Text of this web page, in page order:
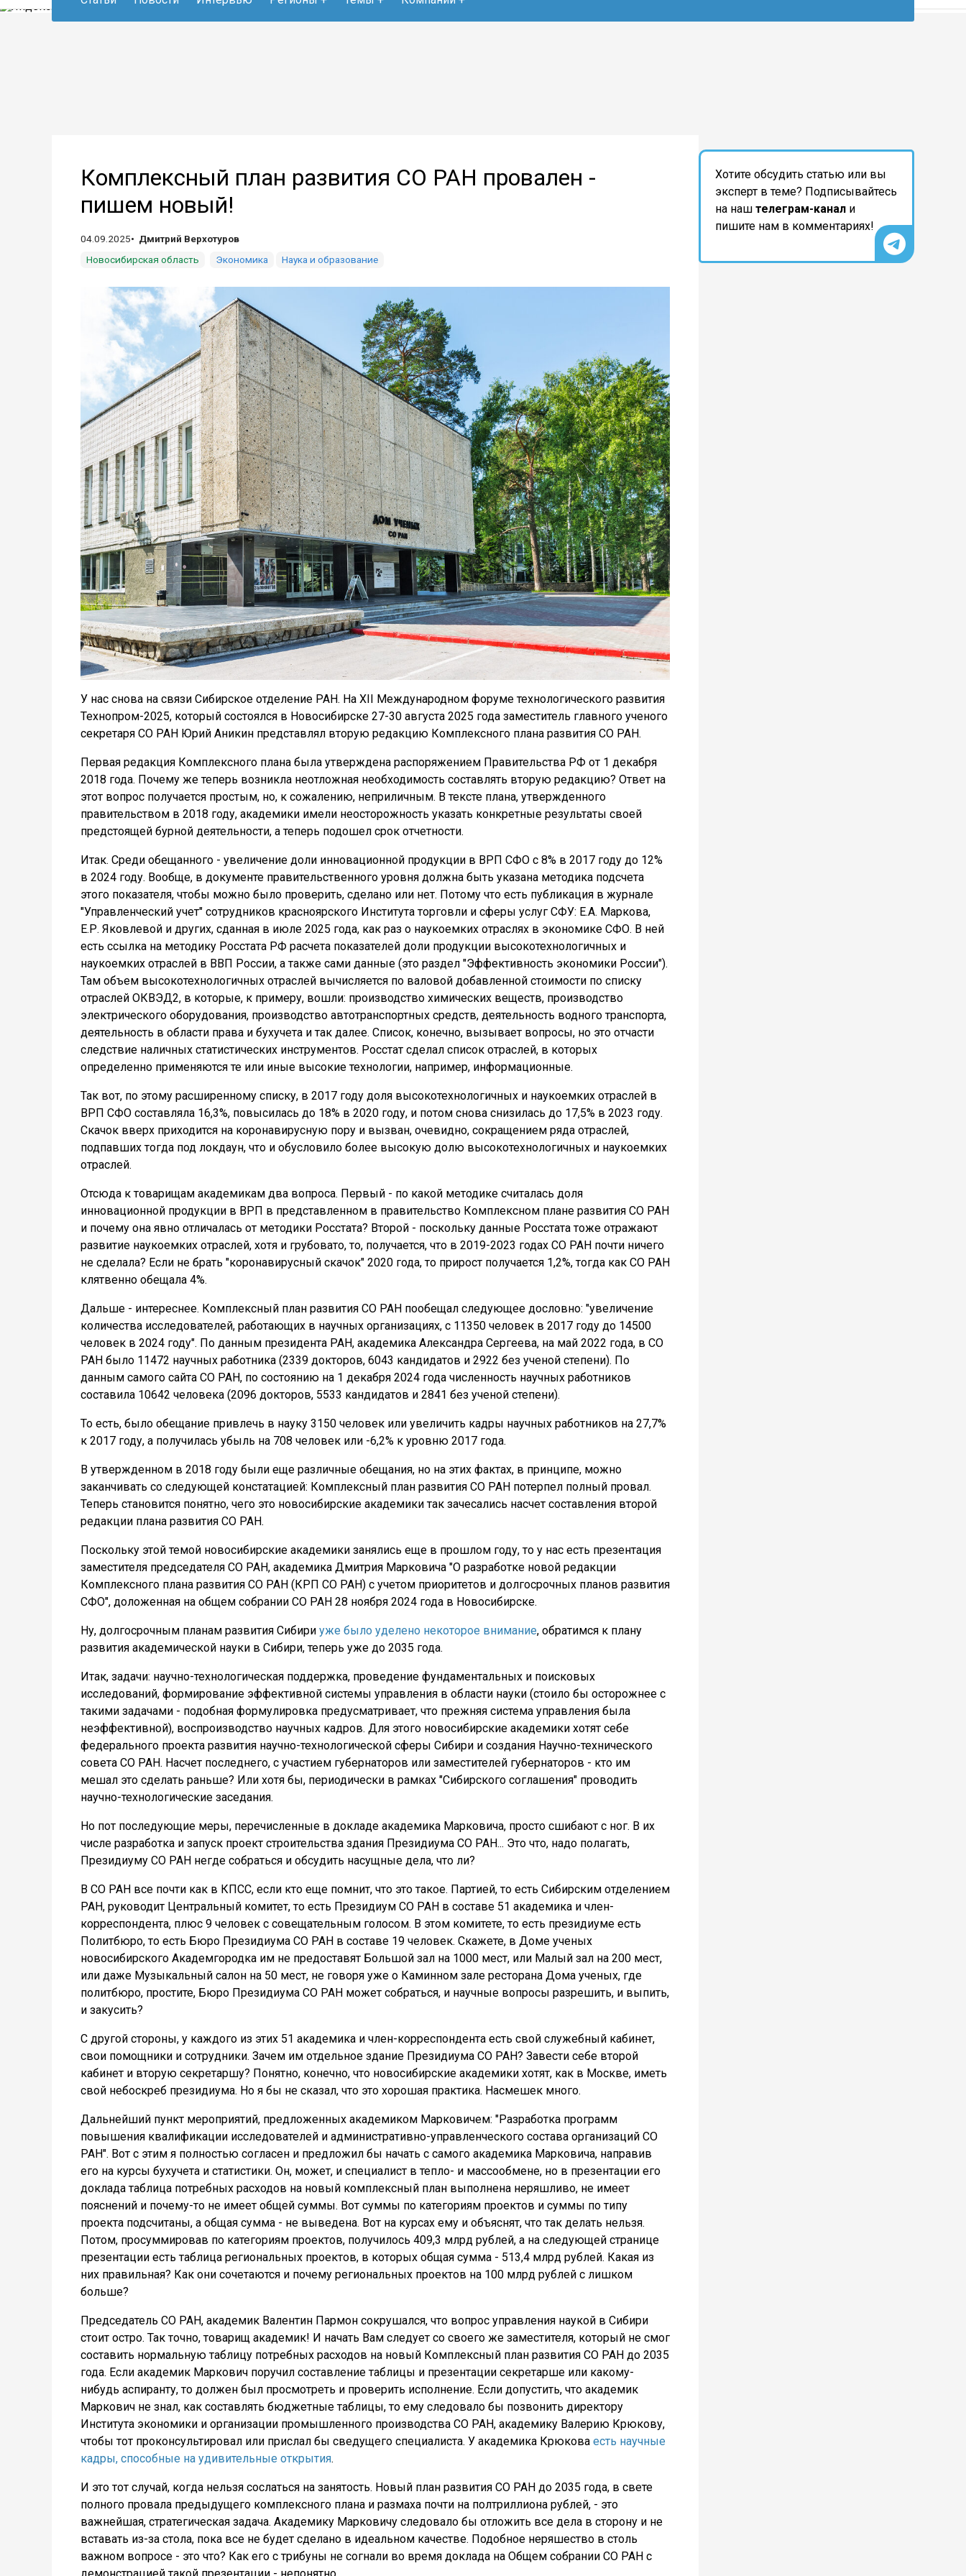
Комплексный план развития СО РАН провален -
пишем новый!
04.09.2025
Дмитрий Верхотуров
Новосибирская область
Экономика Наука и образование
У нас снова на связи Сибирское отделение РАН. На XII Международном форуме технологического развития
Технопром-2025, который состоялся в Новосибирске 27-30 августа 2025 года заместитель главного ученого
секретаря СО РАН Юрий Аникин представлял вторую редакцию Комплексного плана развития СО РАН.
Первая редакция Комплексного плана была утверждена распоряжением Правительства РФ от 1 декабря
2018 года. Почему же теперь возникла неотложная необходимость составлять вторую редакцию? Ответ на
этот вопрос получается простым, но, к сожалению, неприличным. В тексте плана, утвержденного
правительством в 2018 году, академики имели неосторожность указать конкретные результаты своей
предстоящей бурной деятельности, а теперь подошел срок отчетности.
Итак. Среди обещанного - увеличение доли инновационной продукции в ВРП СФО с 8% в 2017 году до 12%
в 2024 году. Вообще, в документе правительственного уровня должна быть указана методика подсчета
этого показателя, чтобы можно было проверить, сделано или нет. Потому что есть публикация в журнале
"Управленческий учет" сотрудников красноярского Института торговли и сферы услуг СФУ: Е.А. Маркова,
Е.Р. Яковлевой и других, сданная в июле 2025 года, как раз о наукоемких отраслях в экономике СФО. В ней
есть ссылка на методику Росстата РФ расчета показателей доли продукции высокотехнологичных и
наукоемких отраслей в ВВП России, а также сами данные (это раздел "Эффективность экономики России").
Там объем высокотехнологичных отраслей вычисляется по валовой добавленной стоимости по списку
отраслей ОКВЭД2, в которые, к примеру, вошли: производство химических веществ, производство
электрического оборудования, производство автотранспортных средств, деятельность водного транспорта,
деятельность в области права и бухучета и так далее. Список, конечно, вызывает вопросы, но это отчасти
следствие наличных статистических инструментов. Росстат сделал список отраслей, в которых
определенно применяются те или иные высокие технологии, например, информационные.
Так вот, по этому расширенному списку, в 2017 году доля высокотехнологичных и наукоемких отраслей в
ВРП СФО составляла 16,3%, повысилась до 18% в 2020 году, и потом снова снизилась до 17,5% в 2023 году.
Скачок вверх приходится на коронавирусную пору и вызван, очевидно, сокращением ряда отраслей,
подпавших тогда под локдаун, что и обусловило более высокую долю высокотехнологичных и наукоемких
отраслей.
Отсюда к товарищам академикам два вопроса. Первый - по какой методике считалась доля
инновационной продукции в ВРП в представленном в правительство Комплексном плане развития СО РАН
и почему она явно отличалась от методики Росстата? Второй - поскольку данные Росстата тоже отражают
развитие наукоемких отраслей, хотя и грубовато, то, получается, что в 2019-2023 годах СО РАН почти ничего
не сделала? Если не брать "коронавирусный скачок" 2020 года, то прирост получается 1,2%, тогда как СО РАН
клятвенно обещала 4%.
Дальше - интереснее. Комплексный план развития СО РАН пообещал следующее дословно: "увеличение
количества исследователей, работающих в научных организациях, с 11350 человек в 2017 году до 14500
человек в 2024 году". По данным президента РАН, академика Александра Сергеева, на май 2022 года, в СО
РАН было 11472 научных работника (2339 докторов, 6043 кандидатов и 2922 без ученой степени). По
данным самого сайта СО РАН, по состоянию на 1 декабря 2024 года численность научных работников
составила 10642 человека (2096 докторов, 5533 кандидатов и 2841 без ученой степени).
То есть, было обещание привлечь в науку 3150 человек или увеличить кадры научных работников на 27,7%
к 2017 году, а получилась убыль на 708 человек или -6,2% к уровню 2017 года.
В утвержденном в 2018 году были еще различные обещания, но на этих фактах, в принципе, можно
заканчивать со следующей констатацией: Комплексный план развития СО РАН потерпел полный провал.
Теперь становится понятно, чего это новосибирские академики так зачесались насчет составления второй
редакции плана развития СО РАН.
Поскольку этой темой новосибирские академики занялись еще в прошлом году, то у нас есть презентация
заместителя председателя СО РАН, академика Дмитрия Марковича "О разработке новой редакции
Комплексного плана развития СО РАН (КРП СО РАН) с учетом приоритетов и долгосрочных планов развития
СФО", доложенная на общем собрании СО РАН 28 ноября 2024 года в Новосибирске.
Ну, долгосрочным планам развития Сибири уже было уделено некоторое внимание, обратимся к плану
развития академической науки в Сибири, теперь уже до 2035 года.
Итак, задачи: научно-технологическая поддержка, проведение фундаментальных и поисковых
исследований, формирование эффективной системы управления в области науки (стоило бы осторожнее с
такими задачами - подобная формулировка предусматривает, что прежняя система управления была
неэффективной), воспроизводство научных кадров. Для этого новосибирские академики хотят себе
федерального проекта развития научно-технологической сферы Сибири и создания Научно-технического
совета СО РАН. Насчет последнего, с участием губернаторов или заместителей губернаторов - кто им
мешал это сделать раньше? Или хотя бы, периодически в рамках "Сибирского соглашения" проводить
научно-технологические заседания.
Но пот последующие меры, перечисленные в докладе академика Марковича, просто сшибают с ног. В их
числе разработка и запуск проект строительства здания Президиума СО РАН... Это что, надо полагать,
Президиуму СО РАН негде собраться и обсудить насущные дела, что ли?
В СО РАН все почти как в КПСС, если кто еще помнит, что это такое. Партией, то есть Сибирским отделением
РАН, руководит Центральный комитет, то есть Президиум СО РАН в составе 51 академика и член-
корреспондента, плюс 9 человек с совещательным голосом. В этом комитете, то есть президиуме есть
Политбюро, то есть Бюро Президиума СО РАН в составе 19 человек. Скажете, в Доме ученых
новосибирского Академгородка им не предоставят Большой зал на 1000 мест, или Малый зал на 200 мест,
или даже Музыкальный салон на 50 мест, не говоря уже о Каминном зале ресторана Дома ученых, где
политбюро, простите, Бюро Президиума СО РАН может собраться, и научные вопросы разрешить, и выпить,
и закусить?
С другой стороны, у каждого из этих 51 академика и член-корреспондента есть свой служебный кабинет,
свои помощники и сотрудники. Зачем им отдельное здание Президиума СО РАН? Завести себе второй
кабинет и вторую секретаршу? Понятно, конечно, что новосибирские академики хотят, как в Москве, иметь
свой небоскреб президиума. Но я бы не сказал, что это хорошая практика. Насмешек много.
Дальнейший пункт мероприятий, предложенных академиком Марковичем: "Разработка программ
повышения квалификации исследователей и административно-управленческого состава организаций СО
РАН". Вот с этим я полностью согласен и предложил бы начать с самого академика Марковича, направив
его на курсы бухучета и статистики. Он, может, и специалист в тепло- и массообмене, но в презентации его
доклада таблица потребных расходов на новый комплексный план выполнена неряшливо, не имеет
пояснений и почему-то не имеет общей суммы. Вот суммы по категориям проектов и суммы по типу
проекта подсчитаны, а общая сумма - не выведена. Вот на курсах ему и объяснят, что так делать нельзя.
Потом, просуммировав по категориям проектов, получилось 409,3 млрд рублей, а на следующей странице
презентации есть таблица региональных проектов, в которых общая сумма - 513,4 млрд рублей. Какая из
них правильная? Как они сочетаются и почему региональных проектов на 100 млрд рублей с лишком
больше?
Председатель СО РАН, академик Валентин Пармон сокрушался, что вопрос управления наукой в Сибири
стоит остро. Так точно, товарищ академик! И начать Вам следует со своего же заместителя, который не смог
составить нормальную таблицу потребных расходов на новый Комплексный план развития СО РАН до 2035
года. Если академик Маркович поручил составление таблицы и презентации секретарше или какому-
нибудь аспиранту, то должен был просмотреть и проверить исполнение. Если допустить, что академик
Маркович не знал, как составлять бюджетные таблицы, то ему следовало бы позвонить директору
Института экономики и организации промышленного производства СО РАН, академику Валерию Крюкову,
чтобы тот проконсультировал или прислал бы сведущего специалиста. У академика Крюкова есть научные
кадры, способные на удивительные открытия.
И это тот случай, когда нельзя сослаться на занятость. Новый план развития СО РАН до 2035 года, в свете
полного провала предыдущего комплексного плана и размаха почти на полтриллиона рублей, - это
важнейшая, стратегическая задача. Академику Марковичу следовало бы отложить все дела в сторону и не
вставать из-за стола, пока все не будет сделано в идеальном качестве. Подобное неряшество в столь
важном вопросе - это что? Как его с трибуны не согнали во время доклада на Общем собрании СО РАН с
демонстрацией такой презентации - непонятно.
Хотите обсудить статью или вы
эксперт в теме? Подписывайтесь
на наш телеграм-канал и
пишите нам в комментариях!